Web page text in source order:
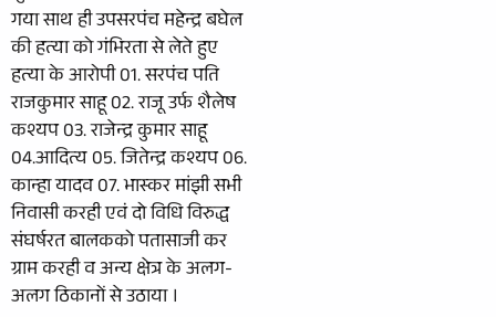
गया साथ ही उपसरपंच महेन्द्र बघेल
की हत्या को गंभिरता से लेते हुए
हत्या के आरोपी 01. सरपंच पति
राजकुमार साहू 02. राजू उर्फ शैलेष
कश्यप 03. राजेन्द्र कुमार साहू
04.आदित्य 05. जितेन्द्र कश्यप 06.
कान्हा यादव 07. भास्कर मांझी सभी
निवासी करही एवं दो विधि विरुद्ध
संघर्षरत बालकको पतासाजी कर
ग्राम करही व अन्य क्षेत्र के अलग-
अलग ठिकानों से उठाया ।